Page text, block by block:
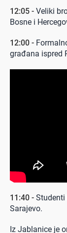
12:05 - Veliki
Bosne i
12:00 -
građana ispred
11:40 -
Sarajevo.
Iz Jablanice je